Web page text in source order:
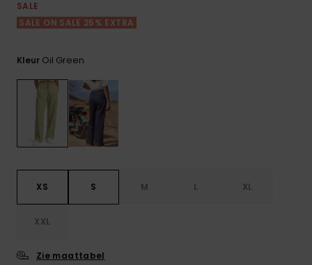
ROXY APP
SALE
SALE ON SALE 25% EXTRA
Kleur Oil Green
XS S M L XL
XXL
Zie maattabel